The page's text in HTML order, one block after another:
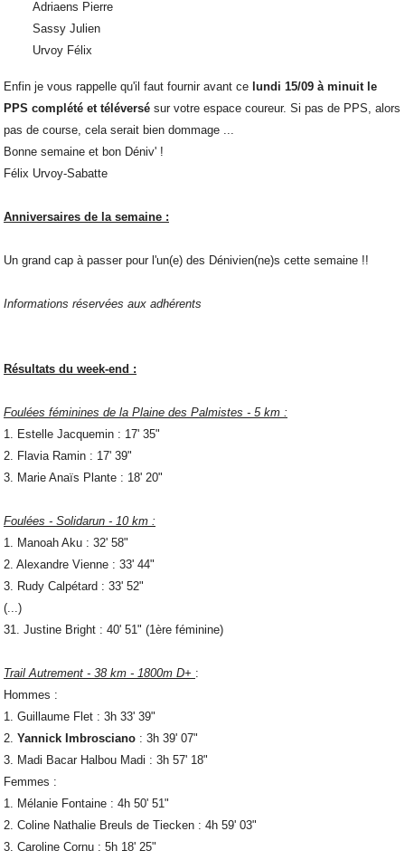
Adriaens Pierre
Sassy Julien
Urvoy Félix
Enfin je vous rappelle qu'il faut fournir avant ce lundi 15/09 à minuit le
PPS complété et téléversé sur votre espace coureur. Si pas de PPS, alors
pas de course, cela serait bien dommage ...
Bonne semaine et bon Déniv' !
Félix Urvoy-Sabatte
Anniversaires de la semaine :
Un grand cap à passer pour l'un(e) des Dénivien(ne)s cette semaine !!
Informations réservées aux adhérents
Résultats du week-end :
Foulées féminines de la Plaine des Palmistes - 5 km :
1. Estelle Jacquemin : 17' 35"
2. Flavia Ramin : 17' 39"
3. Marie Anaïs Plante : 18' 20"
Foulées - Solidarun - 10 km :
1. Manoah Aku : 32' 58"
2. Alexandre Vienne : 33' 44"
3. Rudy Calpétard : 33' 52"
(...)
31. Justine Bright : 40' 51" (1ère féminine)
Trail Autrement - 38 km - 1800m D+ :
Hommes :
1. Guillaume Flet : 3h 33' 39"
2. Yannick Imbrosciano : 3h 39' 07"
3. Madi Bacar Halbou Madi : 3h 57' 18"
Femmes :
1. Mélanie Fontaine : 4h 50' 51"
2. Coline Nathalie Breuls de Tiecken : 4h 59' 03"
3. Caroline Cornu : 5h 18' 25"